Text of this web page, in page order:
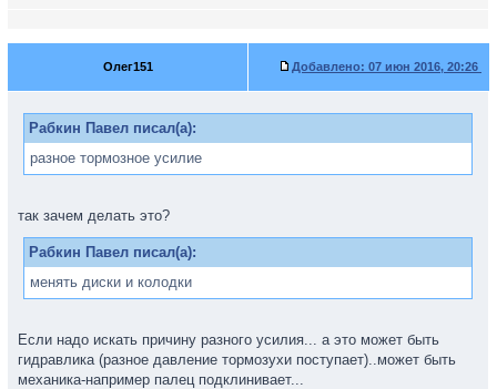
Олег151 Добавлено: 07 июн 2016, 20:26
Рабкин Павел писал(а):
разное тормозное усилие
так зачем делать это?
Рабкин Павел писал(а):
менять диски и колодки
Если надо искать причину разного усилия... а это может быть
гидравлика (разное давление тормозухи поступает)..может быть
механика-например палец подклинивает...